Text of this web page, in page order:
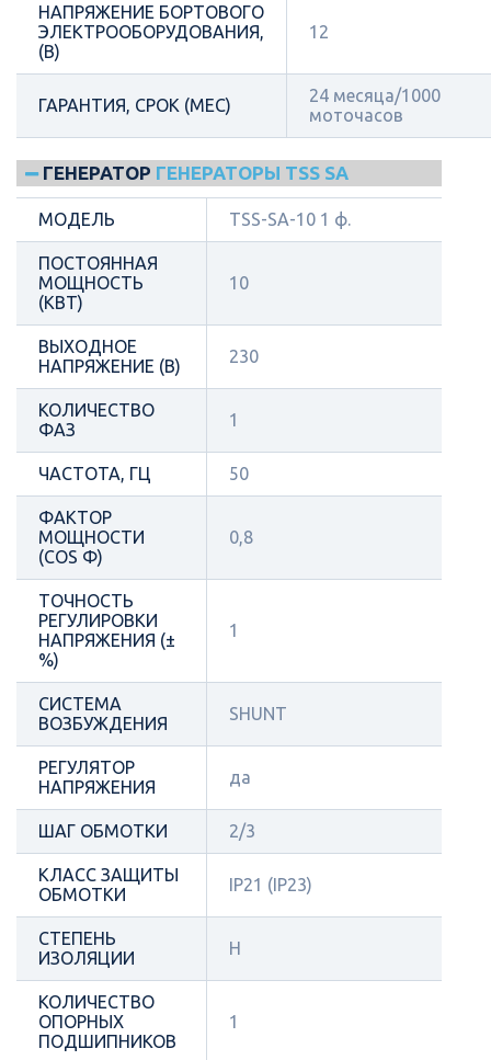
НАПРЯЖЕНИЕ БОРТОВОГО
ЭЛЕКТРООБОРУДОВАНИЯ,
(В)
12
ГАРАНТИЯ, СРОК (МЕС)
24 месяца/1000
моточасов
ГЕНЕРАТОР ГЕНЕРАТОРЫ TSS SA
МОДЕЛЬ TSS-SA-10 1 ф.
ПОСТОЯННАЯ
МОЩНОСТЬ
(КВТ)
10
ВЫХОДНОЕ
НАПРЯЖЕНИЕ (В)
230
КОЛИЧЕСТВО
ФАЗ
1
ЧАСТОТА, ГЦ 50
ФАКТОР
МОЩНОСТИ
(COS Φ)
0,8
ТОЧНОСТЬ
РЕГУЛИРОВКИ
НАПРЯЖЕНИЯ (±
%)
1
СИСТЕМА
ВОЗБУЖДЕНИЯ
SHUNT
РЕГУЛЯТОР
НАПРЯЖЕНИЯ
да
ШАГ ОБМОТКИ 2/3
КЛАСС ЗАЩИТЫ
ОБМОТКИ
IP21 (IP23)
СТЕПЕНЬ
ИЗОЛЯЦИИ
H
КОЛИЧЕСТВО
ОПОРНЫХ
ПОДШИПНИКОВ
1